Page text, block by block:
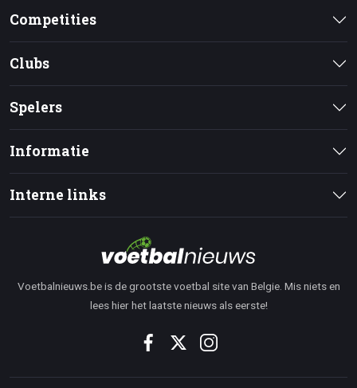
Competities
Clubs
Spelers
Informatie
Interne links
Voetbalnieuws.be is de grootste voetbal site van Belgie. Mis niets en
lees hier het laatste nieuws als eerste!